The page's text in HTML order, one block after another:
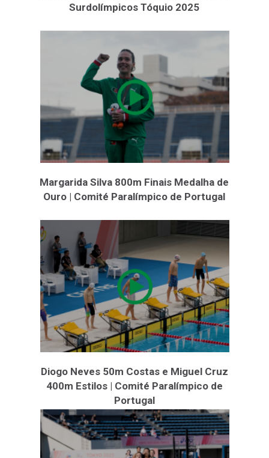
Surdolímpicos Tóquio 2025
Margarida Silva 800m Finais Medalha de
Ouro | Comité Paralímpico de Portugal
Diogo Neves 50m Costas e Miguel Cruz
400m Estilos | Comité Paralímpico de
Portugal